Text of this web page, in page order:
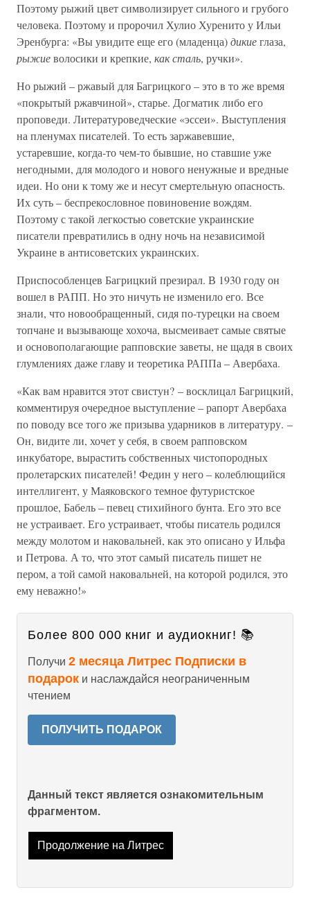
Поэтому рыжий цвет символизирует сильного и грубого
человека. Поэтому и пророчил Хулио Хуренито у Ильи
Эренбурга: «Вы увидите еще его (младенца)дикиеглаза,
рыжиеволосики и крепкие, как сталь, ручки».
Но рыжий – ржавый для Багрицкого – это в то же время
«покрытый ржавчиной», старье. Догматик либо его
проповеди. Литературоведческие «эссеи». Выступления
на пленумах писателей. То есть заржавевшие,
устаревшие, когда-то чем-то бывшие, но ставшие уже
негодными, для молодого и нового ненужные и вредные
идеи. Но они к тому же и несут смертельную опасность.
Их суть – беспрекословное повиновение вождям.
Поэтому с такой легкостью советские украинские
писатели превратились в одну ночь на независимой
Украине в антисоветских украинских.
Приспособленцев Багрицкий презирал. В 1930 году он
вошел в РАПП. Но это ничуть не изменило его. Все
знали, что новообращенный, сидя по-турецки на своем
топчане и вызывающе хохоча, высмеивает самые святые
и основополагающие рапповские заветы, не щадя в своих
глумлениях даже главу и теоретика РАППа – Авербаха.
«Как вам нравится этот свистун? – восклицал Багрицкий,
комментируя очередное выступление – рапорт Авербаха
по поводу все того же призыва ударников в литературу. –
Он, видите ли, хочет у себя, в своем рапповском
инкубаторе, вырастить собственных чистопородных
пролетарских писателей! Федин у него – колеблющийся
интеллигент, у Маяковского темное футуристское
прошлое, Бабель – певец стихийного бунта. Его это все
не устраивает. Его устраивает, чтобы писатель родился
между молотом и наковальней, как это описано у Ильфа
и Петрова. А то, что этот самый писатель пишет не
пером, а той самой наковальней, на которой родился, это
ему неважно!»
Более 800 000 книг и аудиокниг! 📚
Получи 2 месяца Литрес Подписки в
подарок и наслаждайся неограниченным
чтением
ПОЛУЧИТЬ ПОДАРОК
Данный текст является ознакомительным
фрагментом.
Продолжение на Литрес